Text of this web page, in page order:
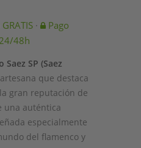
·
Pago
48h
SP (Saez
que destaca
gran reputación de
una auténtica
especialmente
del flamenco y